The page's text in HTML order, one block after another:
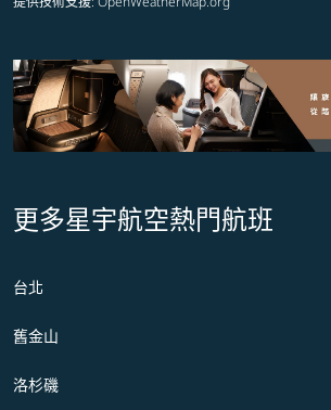
更多星宇航空熱門航班
台北
舊金山
洛杉磯